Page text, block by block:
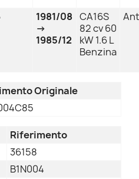
1981/08
→
1985/12
CA16S
82 cv 60
kW 1.6 L
Benzina
Originale
Riferimento
36158
B1N004